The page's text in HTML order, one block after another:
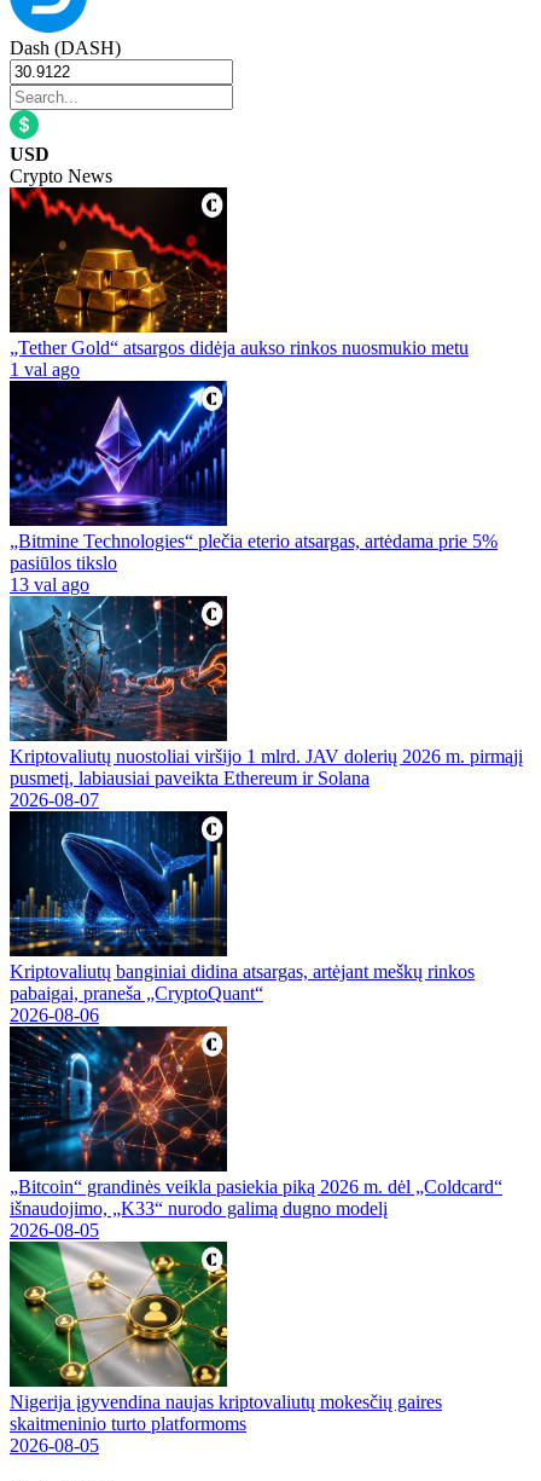
Dash (DASH)
USD
Crypto News
„Tether Gold“ atsargos didėja aukso rinkos nuosmukio metu
1 val ago
„Bitmine Technologies“ plečia eterio atsargas, artėdama prie 5%
pasiūlos tikslo
13 val ago
Kriptovaliutų nuostoliai viršijo 1 mlrd. JAV dolerių 2026 m. pirmąjį
pusmetį, labiausiai paveikta Ethereum ir Solana
2026-08-07
Kriptovaliutų banginiai didina atsargas, artėjant meškų rinkos
pabaigai, praneša „CryptoQuant“
2026-08-06
„Bitcoin“ grandinės veikla pasiekia piką 2026 m. dėl „Coldcard“
išnaudojimo, „K33“ nurodo galimą dugno modelį
2026-08-05
Nigerija įgyvendina naujas kriptovaliutų mokesčių gaires
skaitmeninio turto platformoms
2026-08-05